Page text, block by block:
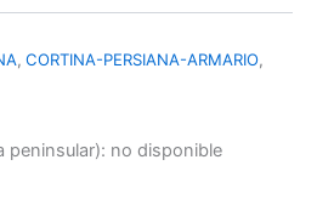
, CORTINA-PERSIANA-ARMARIO,
peninsular): no disponible